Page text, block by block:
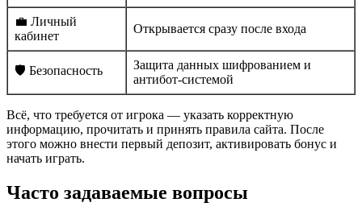
💼 Личный
кабинет
Открывается сразу после входа
🛡️ Безопасность
Защита данных шифрованием и
антибот-системой
Всё, что требуется от игрока — указать корректную
информацию, прочитать и принять правила сайта. После
этого можно внести первый депозит, активировать бонус и
начать играть.
Часто задаваемые вопросы